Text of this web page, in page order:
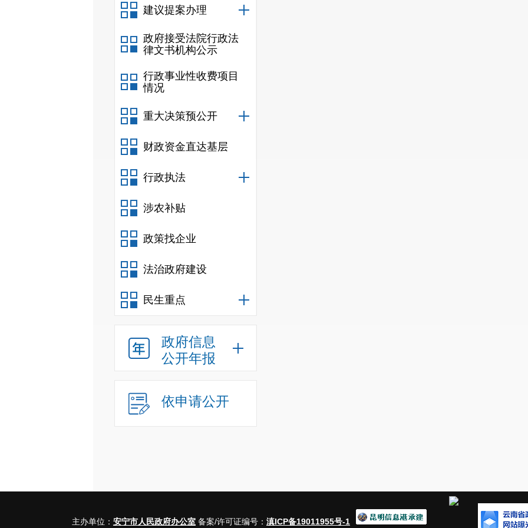
建议提案办理
政府接受法院行政法
律文书机构公示
行政事业性收费项目
情况
重大决策预公开
财政资金直达基层
行政执法
涉农补贴
政策找企业
法治政府建设
民生重点
政府信息
公开年报
依申请公开
主办单位： 安宁市人民政府办公室 备案/许可证编号： 滇ICP备19011955号-1